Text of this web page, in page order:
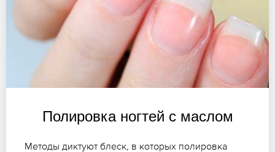
Полировка ногтей с маслом
Методы диктуют блеск, в которых полировка